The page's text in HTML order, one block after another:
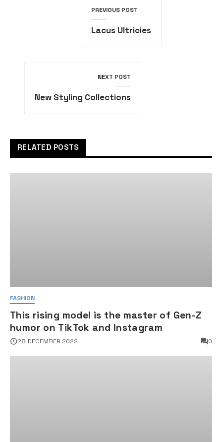
PREVIOUS POST
Lacus Ultricies
NEXT POST
New Styling Collections
RELATED POSTS
FASHION
This rising model is the master of Gen-Z
humor on TikTok and Instagram
28 DECEMBER 2022 0